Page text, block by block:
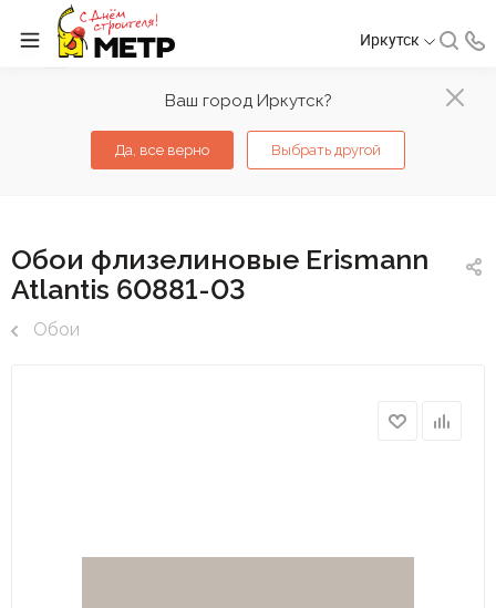
Ваш город Иркутск?
Да, все верно Выбрать другой
Иркутск
Обои флизелиновые Erismann
Atlantis 60881-03
Обои